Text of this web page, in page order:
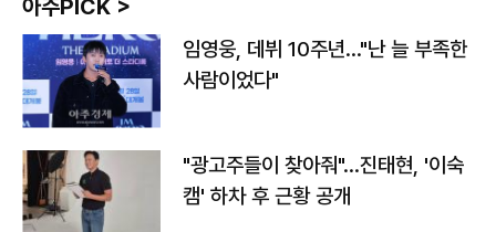
아주PICK >
임영웅, 데뷔 10주년…"난 늘 부족한
사람이었다"
"광고주들이 찾아줘"…진태현, '이숙
캠' 하차 후 근황 공개